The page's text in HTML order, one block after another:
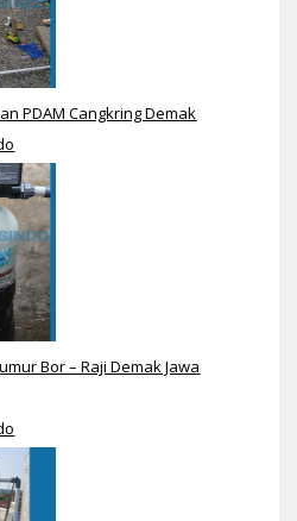
PDAM Cangkring Demak
Bor – Raji Demak Jawa